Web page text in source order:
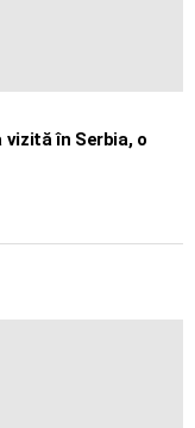
în Serbia, o